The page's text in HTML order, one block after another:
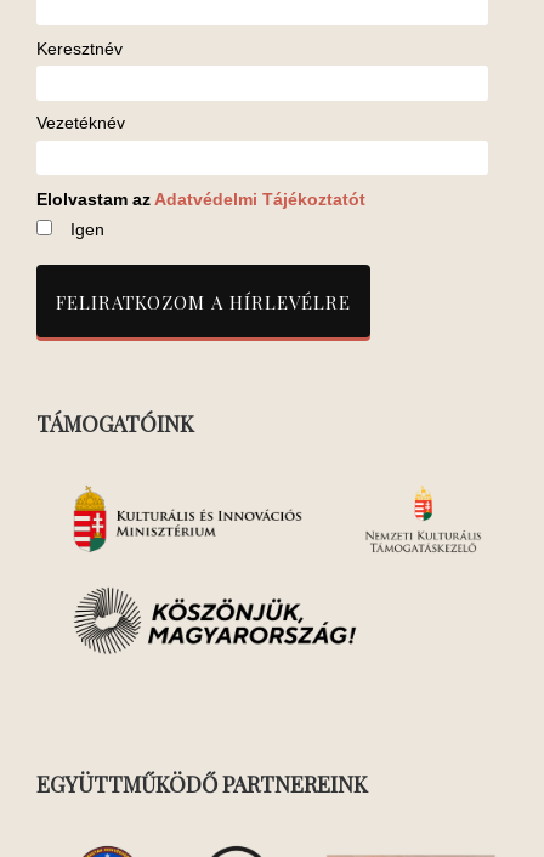
Keresztnév
Vezetéknév
Elolvastam az Adatvédelmi Tájékoztatót
Igen
TÁMOGATÓINK
EGYÜTTMŰKÖDŐ PARTNEREINK